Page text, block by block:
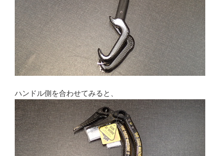
ハンドル側を合わせてみると、